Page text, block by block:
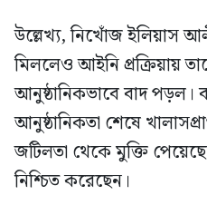
উল্লেখ্য, নিখোঁজ ইলিয়াস
মিললেও আইনি প্রক্রিয়ায়
আনুষ্ঠানিকভাবে বাদ পড়ল।
আনুষ্ঠানিকতা শেষে
জটিলতা থেকে মুক্তি
নিশ্চিত করেছেন।